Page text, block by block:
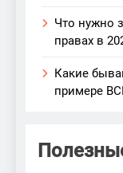
Что нужно
правах в
Какие
примере